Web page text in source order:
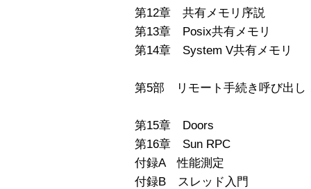
第12章 共有メモリ序説
第13章 Posix共有メモリ
第14章 System V共有メモリ
第5部 リモート手続き呼び出し
第15章 Doors
第16章 Sun RPC
付録A 性能測定
付録B スレッド入門